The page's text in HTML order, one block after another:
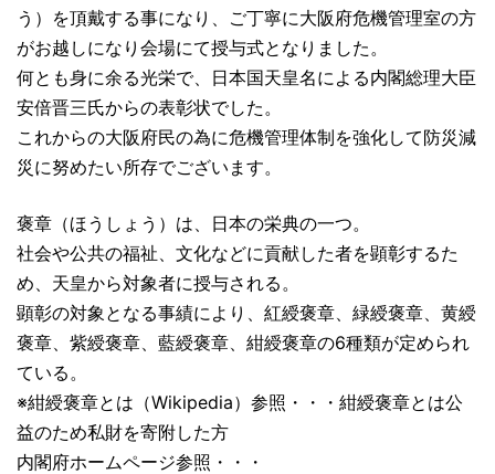
う）を頂戴する事になり、ご丁寧に大阪府危機管理室の方
がお越しになり会場にて授与式となりました。
何とも身に余る光栄で、日本国天皇名による内閣総理大臣
安倍晋三氏からの表彰状でした。
これからの大阪府民の為に危機管理体制を強化して防災減
災に努めたい所存でございます。
褒章（ほうしょう）は、日本の栄典の一つ。
社会や公共の福祉、文化などに貢献した者を顕彰するた
め、天皇から対象者に授与される。
顕彰の対象となる事績により、紅綬褒章、緑綬褒章、黄綬
褒章、紫綬褒章、藍綬褒章、紺綬褒章の6種類が定められ
ている。
※紺綬褒章とは（Wikipedia）参照・・・紺綬褒章とは公
益のため私財を寄附した方
内閣府ホームページ参照・・・